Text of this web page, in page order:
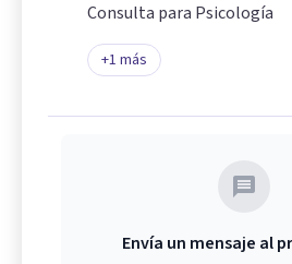
Consulta para Psicología
+1 más
Envía un mensaje al